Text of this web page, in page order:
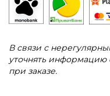
В связи с
уточнять
при заказе.